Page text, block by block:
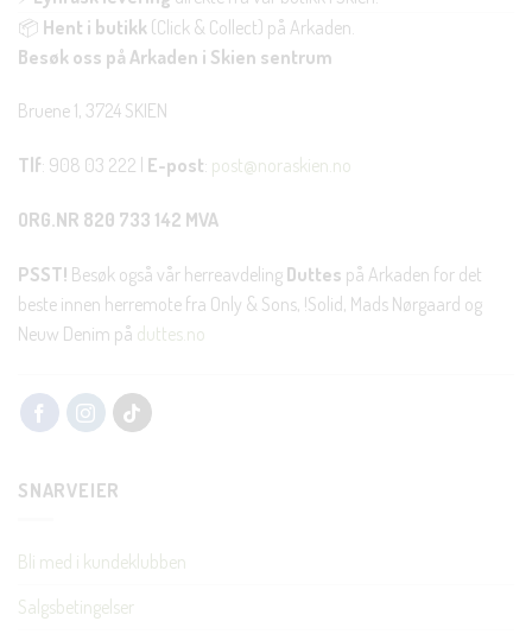
📦 Hent i butikk (Click & Collect) på Arkaden.
Besøk oss på Arkaden i Skien sentrum
Bruene 1, 3724 SKIEN
Tlf: 908 03 222 | E-post: post@noraskien.no
ORG.NR 820 733 142 MVA
PSST! Besøk også vår herreavdeling Duttes på Arkaden for det
beste innen herremote fra Only & Sons, !Solid, Mads Nørgaard og
Neuw Denim på duttes.no
SNARVEIER
Bli med i kundeklubben
Salgsbetingelser